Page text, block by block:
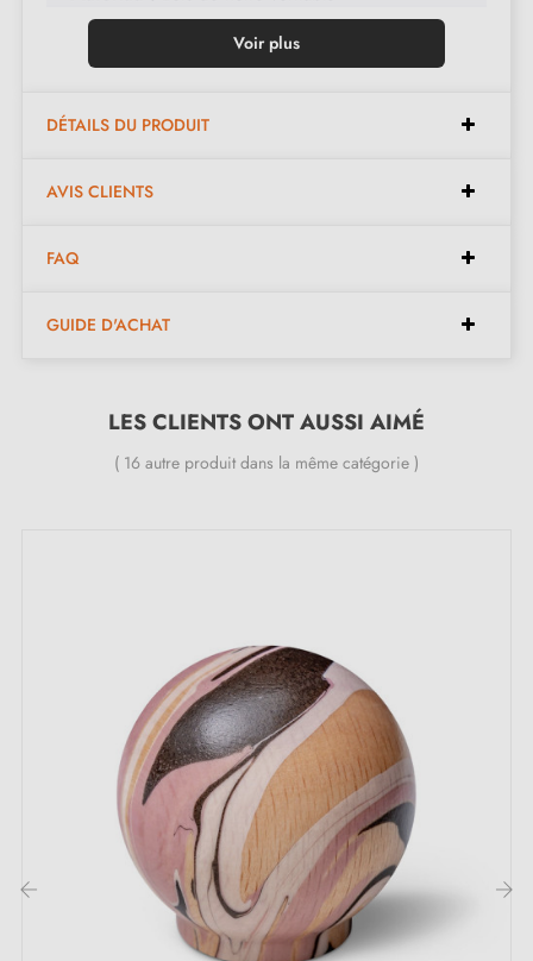
Couleurs du motif :
Aubergine, blanc
Finition :Peint à la main avec la technique Ebru
pièce étant réalisée à la main
Inclus dans le kit :
Ce bouton est fabriqué enbois de hêtre véritable
peint à la main avec la technique Ebru, créant des
motifs marbrés uniques sur chaque pièce. Chaque
bouton est ainsi une création originale, apportant une
touche unique à vos meubles. Les designs sur les
pohotos peuvent varier légèrement car chaque pièce
Voir plus
DÉTAILS DU PRODUIT
AVIS CLIENTS
FAQ
GUIDE D'ACHAT
LES CLIENTS ONT AUSSI AIMÉ
( 16 autre produit dans la même catégorie )